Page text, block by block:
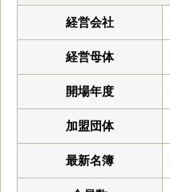
経営会社
経営母体
開場年度
加盟団体
最新名簿